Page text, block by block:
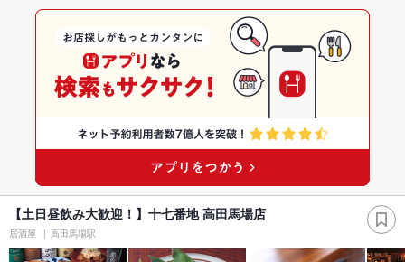
【土日昼飲み大歓迎！】十七番地 高田馬場店
居酒屋 高田馬場駅